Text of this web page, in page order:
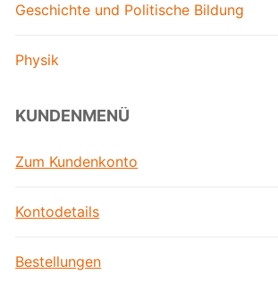
Geschichte und Politische Bildung
Physik
KUNDENMENÜ
Zum Kundenkonto
Kontodetails
Bestellungen